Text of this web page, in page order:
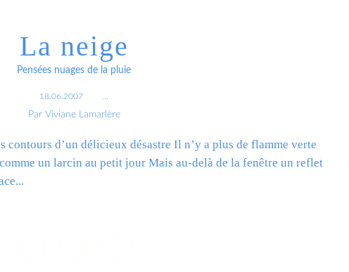
La neige
Pensées nuages de la pluie
18.06.2007
Par Viviane Lamarlère
contours d’un délicieux désastre Il n’y a plus de flamme verte
un larcin au petit jour Mais au-delà de la fenêtre un reflet